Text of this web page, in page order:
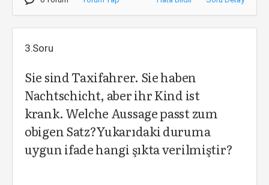
3.Soru
Sie sind Taxifahrer. Sie haben
Nachtschicht, aber ihr Kind ist
krank. Welche Aussage passt zum
obigen Satz?Yukarıdaki duruma
uygun ifade hangi şıkta verilmiştir?